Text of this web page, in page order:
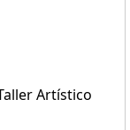
Artístico